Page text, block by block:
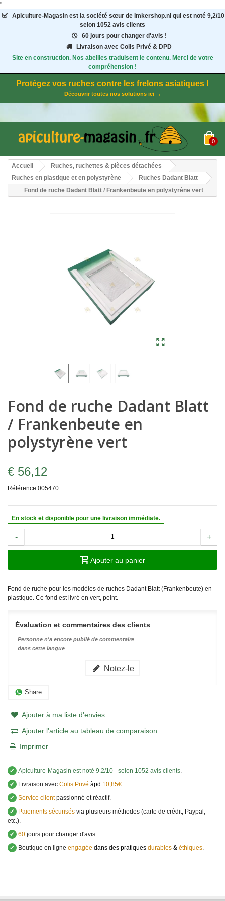
"
Apiculture-Magasinest la société sœur de Imkershop.nl qui est noté 9,2/10
selon 1052 avis clients
60 jours pour changer d'avis !
Livraison avec Colis Privé & DPD
Site en construction. Nos abeilles traduisent le contenu. Merci de votre
compréhension !
Protégez vos ruches contre les frelons asiatiques !
Découvrir toutes nos solutions ici →
0
Accueil
Ruches, ruchettes & pièces détachées
Ruches en plastique et en polystyrène
Ruches Dadant Blatt
Fond de ruche Dadant Blatt / Frankenbeute en polystyrène vert
Fond de ruche Dadant Blatt
/ Frankenbeute en
polystyrène vert
€ 56,12
Référence 005470
En stock et disponible pour une livraison immédiate.
- +
Ajouter au panier
Fond de ruche pour les modèles de ruches Dadant Blatt (Frankenbeute) en
plastique. Ce fond est livré en vert, peint.
Évaluation et commentaires des clients
Personne n'a encore publié de commentaire
dans cette langue
Notez-le
Share
Ajouter à ma liste d'envies
Ajouter l'article au tableau de comparaison
Imprimer
✔ Apiculture-Magasin est noté 9.2/10 - selon 1052 avis clients
✔
Livraison avec Colis Privé àpd 10,85€
✔ Service clientpassionné et réactif.
✔
Paiements sécurisés via plusieurs méthodes (carte de crédit, Paypal,
etc.).
✔ 60 jours pour changer d'avis.
✔
Boutique en ligne engagée dans des pratiques durables & éthiques